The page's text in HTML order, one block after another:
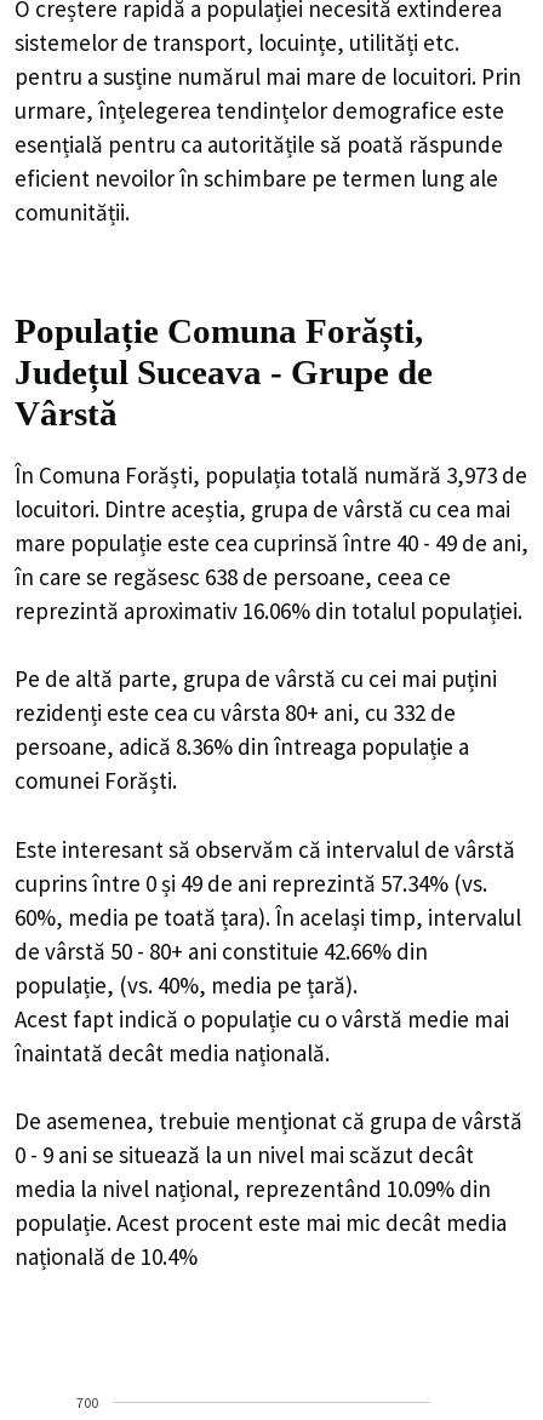
O creștere rapidă a populației necesită extinderea
sistemelor de transport, locuințe, utilități etc.
pentru a susține numărul mai mare de locuitori. Prin
urmare, înțelegerea tendințelor demografice este
esențială pentru ca autoritățile să poată răspunde
eficient nevoilor în schimbare pe termen lung ale
comunității.
Populație Comuna Forăști,
Județul Suceava - Grupe de
Vârstă
În Comuna Forăști, populația totală numără 3,973 de
locuitori. Dintre aceștia, grupa de vârstă cu cea mai
mare populație este cea cuprinsă între 40 - 49 de ani,
în care se regăsesc 638 de persoane, ceea ce
reprezintă aproximativ 16.06% din totalul populației.
Pe de altă parte, grupa de vârstă cu cei mai puțini
rezidenți este cea cu vârsta 80+ ani, cu 332 de
persoane, adică 8.36% din întreaga populație a
comunei Forăști.
Este interesant să observăm că intervalul de vârstă
cuprins între 0 și 49 de ani reprezintă 57.34% (vs.
60%, media pe toată țara). În același timp, intervalul
de vârstă 50 - 80+ ani constituie 42.66% din
populație, (vs. 40%, media pe țară).
Acest fapt indică o populație cu o vârstă medie mai
înaintată decât media națională.
De asemenea, trebuie menționat că grupa de vârstă
0 - 9 ani se situează la un nivel mai scăzut decât
media la nivel național, reprezentând 10.09% din
populație. Acest procent este mai mic decât media
națională de 10.4%
700